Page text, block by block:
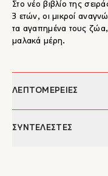
Στο νέο βιβλίο της
3 ετών, οι μικροί
τα αγαπημένα τους
μαλακά μέρη.
ΛΕΠΤΟΜΕΡΕΙΕΣ
Συγγραφέας:
ΣΥΝΤΕΛΕΣΤΕΣ